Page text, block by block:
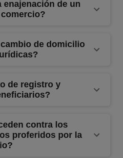
enajenación de un
de domicilio
de registro y
contra los
proferidos por la